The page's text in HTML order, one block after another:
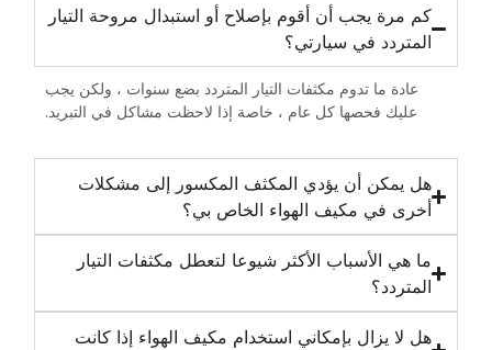
‏كم مرة يجب أن أقوم بإصلاح أو استبدال مروحة التيار
المتردد في سيارتي؟‏
‏عادة ما تدوم مكثفات التيار المتردد بضع سنوات ، ولكن يجب
عليك فحصها كل عام ، خاصة إذا لاحظت مشاكل في التبريد.‏
‏هل يمكن أن يؤدي المكثف المكسور إلى مشكلات
أخرى في مكيف الهواء الخاص بي؟‏
‏ما هي الأسباب الأكثر شيوعا لتعطل مكثفات التيار
المتردد؟‏
‏هل لا يزال بإمكاني استخدام مكيف الهواء إذا كانت